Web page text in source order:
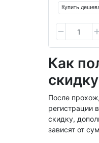
Купить
Как
После
регистрации
скидку,
зависят от